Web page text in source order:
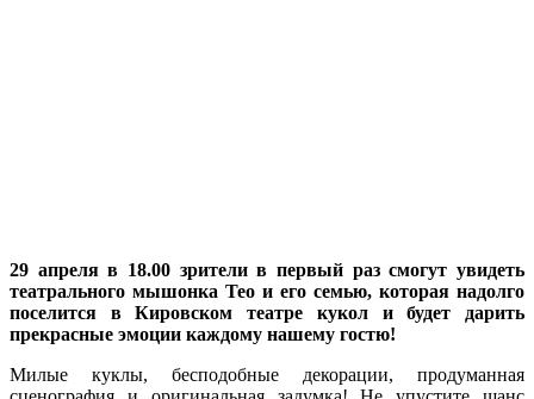
29 апреля в 18.00 зрители в первый раз смогут увидеть
театрального мышонка Тео и его семью, которая надолго
поселится в Кировском театре кукол и будет дарить
прекрасные эмоции каждому нашему гостю!
Милые куклы, бесподобные декорации, продуманная